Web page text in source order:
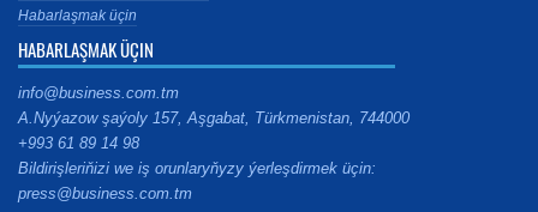
Habarlaşmak üçin
HABARLAŞMAK ÜÇIN
info@business.com.tm
A.Nyýazow şaýoly 157, Aşgabat, Türkmenistan, 744000
+993 61 89 14 98
Bildirişleriňizi we iş orunlaryňyzy ýerleşdirmek üçin:
press@business.com.tm